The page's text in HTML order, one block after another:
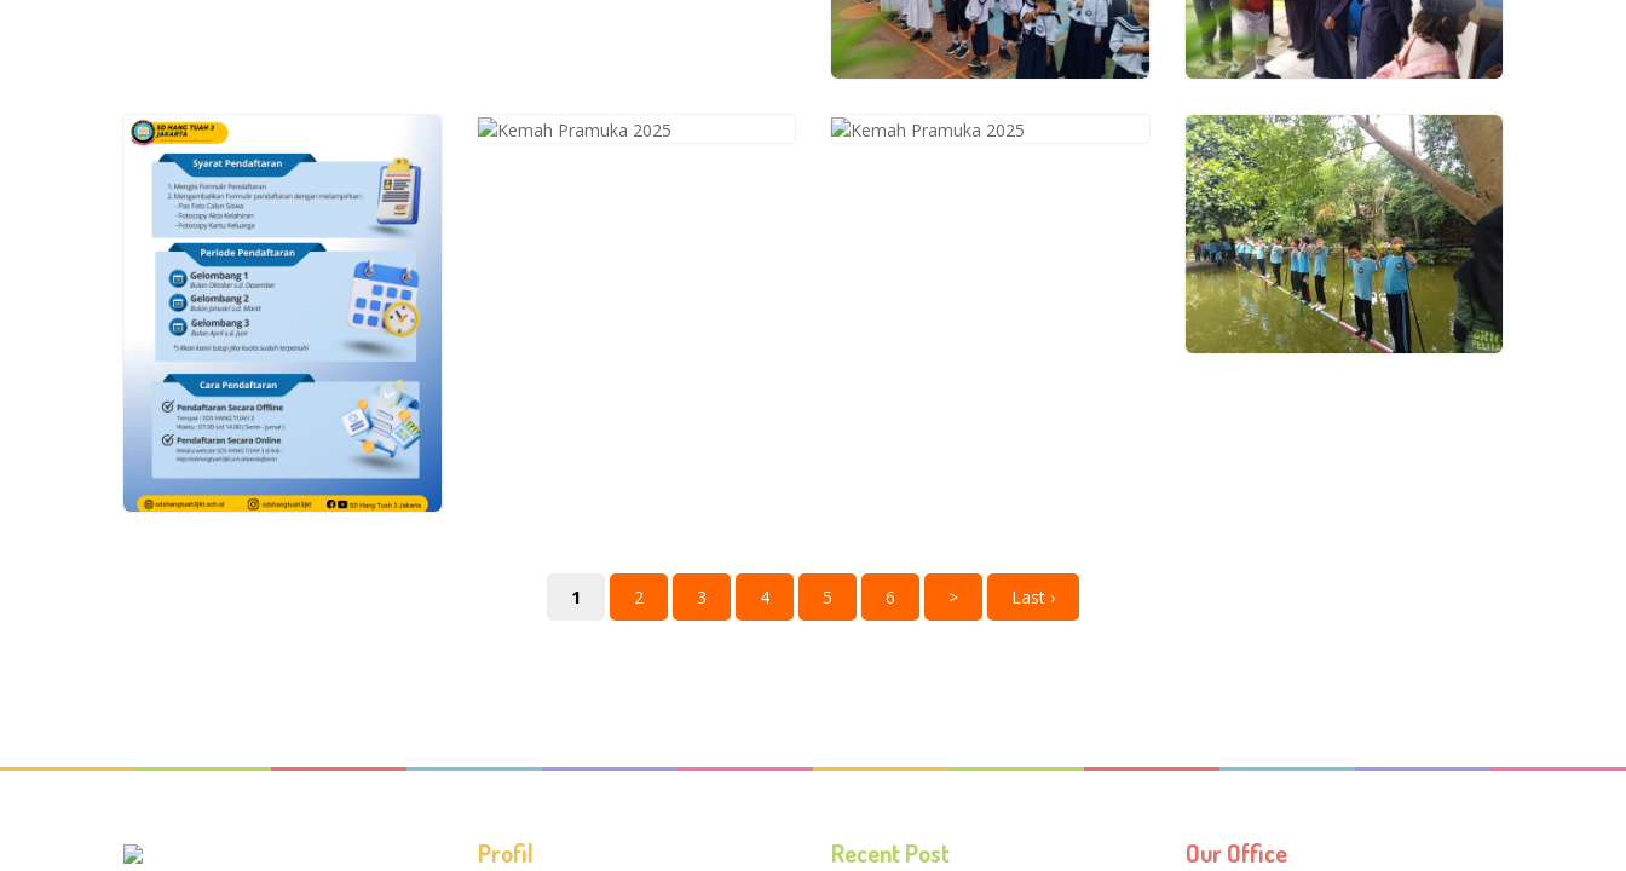
1 2 3 4 5 6 > Last ›
Profil Recent Post Our Office